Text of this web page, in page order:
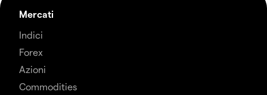
Mercati
Indici
Forex
Azioni
Commodities